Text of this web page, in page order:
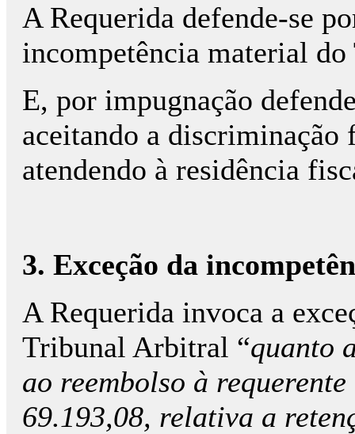
A Requerida defende-se
incompetência material
E, por impugnação
aceitando a discriminação
atendendo à residência
3. Exceção da
A Requerida invoca a
Tribunal Arbitral “quanto
ao reembolso à
69.193,08, relativa a